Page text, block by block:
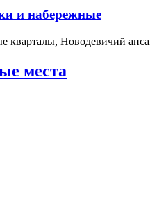
и набережные
кварталы, Новодевичий
места